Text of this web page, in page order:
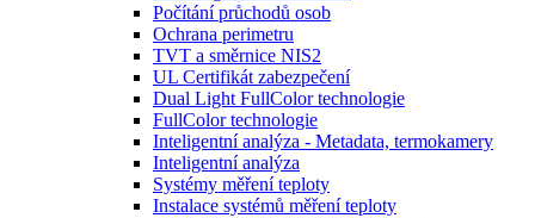
Počítání průchodů osob
Ochrana perimetru
TVT a směrnice NIS2
UL Certifikát zabezpečení
Dual Light FullColor technologie
FullColor technologie
Inteligentní analýza - Metadata, termokamery
Inteligentní analýza
Systémy měření teploty
Instalace systémů měření teploty